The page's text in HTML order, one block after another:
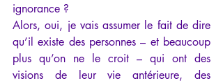
ignorance ?
Alors, oui, je vais assumer le fait de dire
qu’il existe des personnes – et beaucoup
plus qu’on ne le croit – qui ont des
visions de leur vie antérieure, des